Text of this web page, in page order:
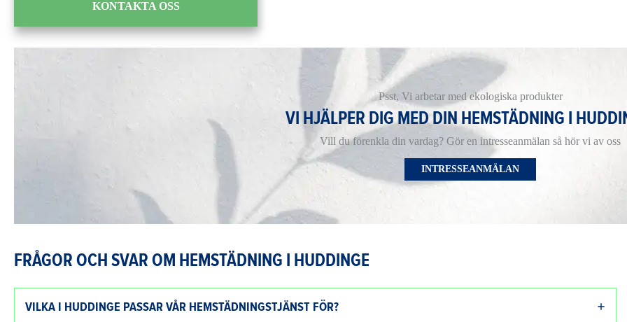
KONTAKTA OSS
Psst, Vi arbetar med ekologiska produkter
VI HJÄLPER DIG MED DIN HEMSTÄDNING I
Vill du förenkla din vardag? Gör en intresseanmälan så hör vi av oss
INTRESSEANMÄLAN
FRÅGOR OCH SVAR OM HEMSTÄDNING I HUDDINGE
VILKA I HUDDINGE PASSAR VÅR HEMSTÄDNINGSTJÄNST FÖR?